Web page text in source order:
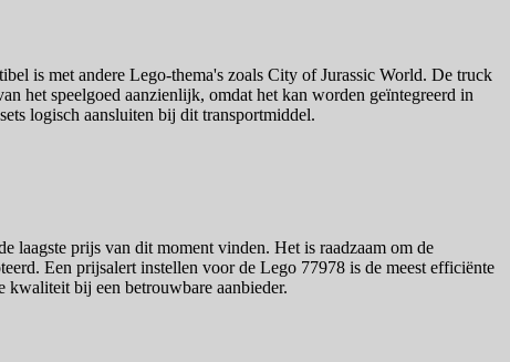
is met andere Lego-thema's zoals City of Jurassic World. De truck
het speelgoed aanzienlijk, omdat het kan worden geïntegreerd in
logisch aansluiten bij dit transportmiddel.
prijs van dit moment vinden. Het is raadzaam om de
Een prijsalert instellen voor de Lego 77978 is de meest efficiënte
kwaliteit bij een betrouwbare aanbieder.